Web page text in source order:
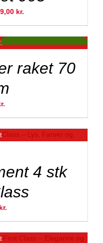
kr.
er:Tilbud!
ved 2 stk. kun 99,- kr
raket 70
4 stk
kr.